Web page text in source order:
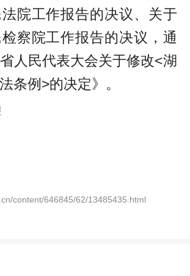
院工作报告的决议、关于
察院工作报告的决议，通
人民代表大会关于修改<湖
条例>的决定》。
content/646845/62/13485435.html